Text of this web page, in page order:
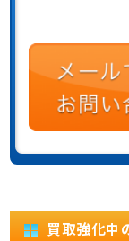
買取強化中